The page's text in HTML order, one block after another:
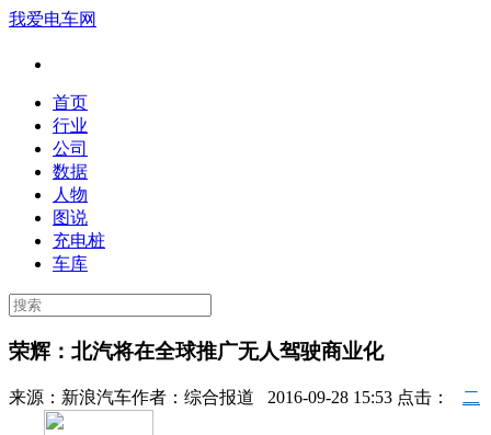
我爱电车网
首页
行业
公司
数据
人物
图说
充电桩
车库
荣辉：北汽将在全球推广无人驾驶商业化
来源： 新浪汽车作者： 综合报道 2016-09-28 15:53 点击： 二